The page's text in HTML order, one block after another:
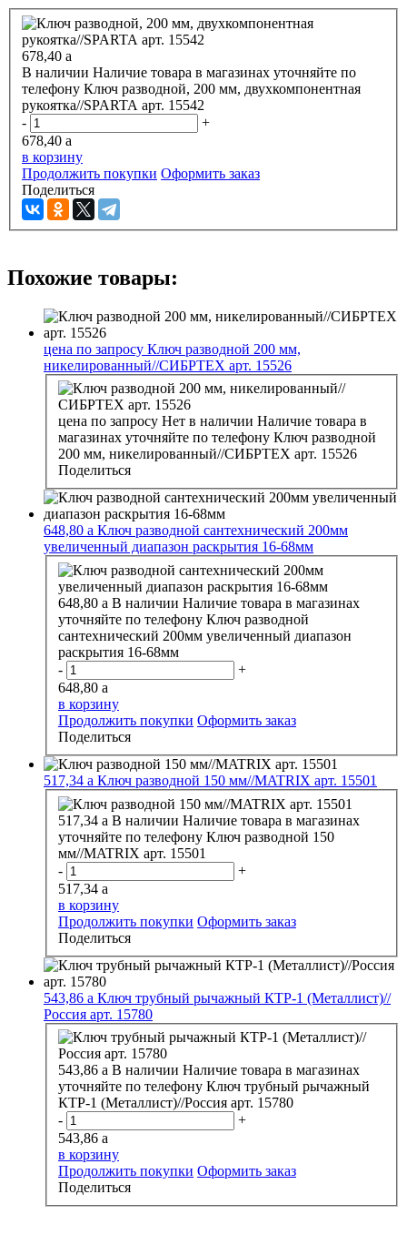
678,40 a
В наличии Наличие товара в магазинах уточняйте по
телефону Ключ разводной, 200 мм, двухкомпонентная
рукоятка//SPARTA арт. 15542
-
+
678,40 a
в корзину
Продолжить покупки Оформить заказ
Поделиться
Похожие товары:
цена по запросу Ключ разводной 200 мм,
никелированный//СИБРТЕХ арт. 15526
цена по запросу Нет в наличии Наличие товара в
магазинах уточняйте по телефону Ключ разводной
200 мм, никелированный//СИБРТЕХ арт. 15526
Поделиться
648,80 a Ключ разводной сантехнический 200мм
увеличенный диапазон раскрытия 16-68мм
648,80 a В наличии Наличие товара в магазинах
уточняйте по телефону Ключ разводной
сантехнический 200мм увеличенный диапазон
раскрытия 16-68мм
-
+
648,80 a
в корзину
Продолжить покупки Оформить заказ
Поделиться
517,34 a Ключ разводной 150 мм//MATRIX арт. 15501
517,34 a В наличии Наличие товара в магазинах
уточняйте по телефону Ключ разводной 150
мм//MATRIX арт. 15501
-
+
517,34 a
в корзину
Продолжить покупки Оформить заказ
Поделиться
543,86 a Ключ трубный рычажный КТР-1 (Металлист)//
Россия арт. 15780
543,86 a В наличии Наличие товара в магазинах
уточняйте по телефону Ключ трубный рычажный
КТР-1 (Металлист)//Россия арт. 15780
-
+
543,86 a
в корзину
Продолжить покупки Оформить заказ
Поделиться